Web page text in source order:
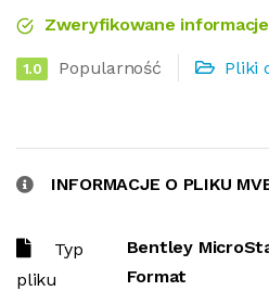
Zweryfikowane informacje
1.0 Popularność Pliki
INFORMACJE O PLIKU
Typ
pliku
Bentley
Format